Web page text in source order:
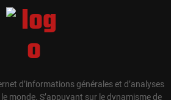
d’informations générales et d’analyses
monde. S’appuyant sur le dynamisme de